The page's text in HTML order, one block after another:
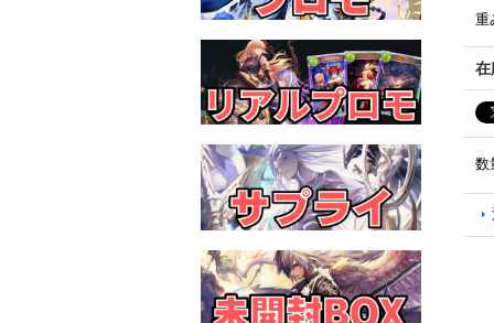
重
在
数